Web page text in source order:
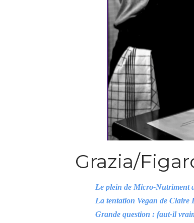
Grazia/
Le plein de Micro-Nutriment
La tentation Vegan de Claire
Grande question : faut-il